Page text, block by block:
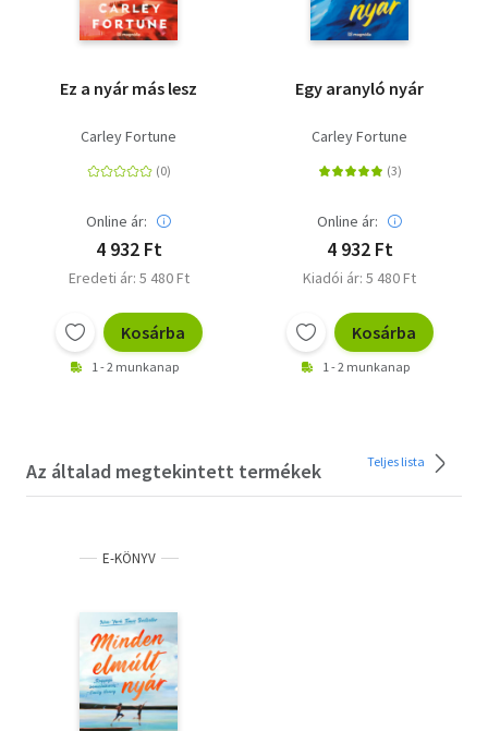
Ez a nyár más lesz
Carley Fortune
Online ár:
4 932 Ft
Eredeti ár: 5 480 Ft
Kosárba
1 - 2 munkanap
Egy aranyló nyár
Carley Fortune
Online ár:
4 932 Ft
Kiadói ár: 5 480 Ft
Kosárba
1 - 2 munkanap
Az általad megtekintett termékek Teljes lista
E-KÖNYV